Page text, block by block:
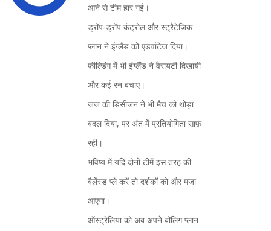
आने से टीम हार गई।
ड्रॉप‑ड्रॉप कंट्रोल और स्ट्रैटेजिक
प्लान ने इंग्लैंड को एडवांटेज दिया।
फील्डिंग में भी इंग्लैंड ने वैरायटी दिखायी
और कई रन बचाए।
जज की डिसीजन ने भी मैच को थोड़ा
बदल दिया, पर अंत में प्रतियोगिता साफ़
रही।
भविष्य में यदि दोनों टीमें इस तरह की
बैलेंस्ड प्ले करें तो दर्शकों को और मज़ा
आएगा।
ऑस्ट्रेलिया को अब अपने बॉलिंग प्लान